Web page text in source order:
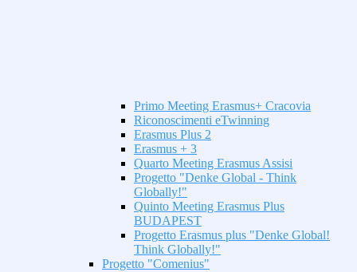
Primo Meeting Erasmus+ Cracovia
Riconoscimenti eTwinning
Erasmus Plus 2
Erasmus + 3
Quarto Meeting Erasmus Assisi
Progetto "Denke Global - Think
Globally!"
Quinto Meeting Erasmus Plus
BUDAPEST
Progetto Erasmus plus "Denke Global!
Think Globally!"
Progetto "Comenius"